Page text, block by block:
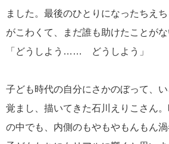
ました。最後のひとりになったちえ
がこわくて、まだ誰も助けたことがな
「どうしよう…… どうしよう」
子ども時代の自分にさかのぼって、
覚まし、描いてきた石川えりこさん
の中でも、内側のもやもやもんもん